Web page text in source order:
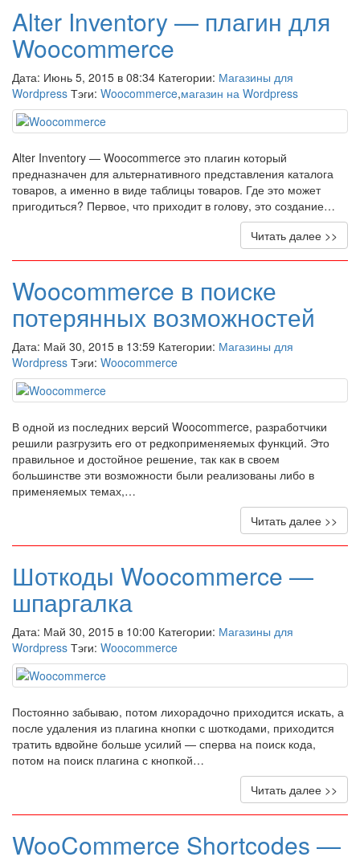
Alter Inventory — плагин для
Woocommerce
Дата: Июнь 5, 2015 в 08:34 Категории: Магазины для
Wordpress Тэги: Woocommerce,магазин на Wordpress
Alter Inventory — Woocommerce это плагин который
предназначен для альтернативного представления каталога
товаров, а именно в виде таблицы товаров. Где это может
пригодиться? Первое, что приходит в голову, это создание…
Читать далее >>
Woocommerce в поиске
потерянных возможностей
Дата: Май 30, 2015 в 13:59 Категории: Магазины для
Wordpress Тэги: Woocommerce
В одной из последних версий Woocommerce, разработчики
решили разгрузить его от редкоприменяемых функций. Это
правильное и достойное решение, так как в своем
большинстве эти возможности были реализованы либо в
применяемых темах,…
Читать далее >>
Шоткоды Woocommerce —
шпаргалка
Дата: Май 30, 2015 в 10:00 Категории: Магазины для
Wordpress Тэги: Woocommerce
Постоянно забываю, потом лихорадочно приходится искать, а
после удаления из плагина кнопки с шоткодами, приходится
тратить вдвойне больше усилий — сперва на поиск кода,
потом на поиск плагина с кнопкой…
Читать далее >>
WooCommerce Shortcodes —